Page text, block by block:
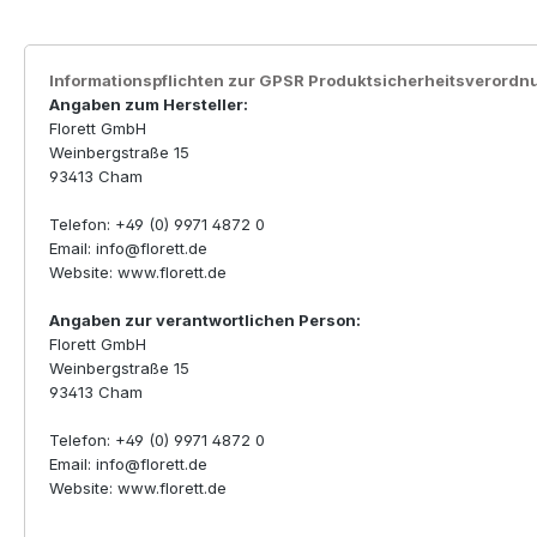
Informationspflichten zur GPSR
Angaben zum Hersteller:
Florett GmbH
Weinbergstraße 15
93413 Cham
Telefon: +49 (0) 9971 4872 0
Email: info@florett.de
Website: www.florett.de
Angaben zur verantwortlichen Person:
Florett GmbH
Weinbergstraße 15
93413 Cham
Telefon: +49 (0) 9971 4872 0
Email: info@florett.de
Website: www.florett.de